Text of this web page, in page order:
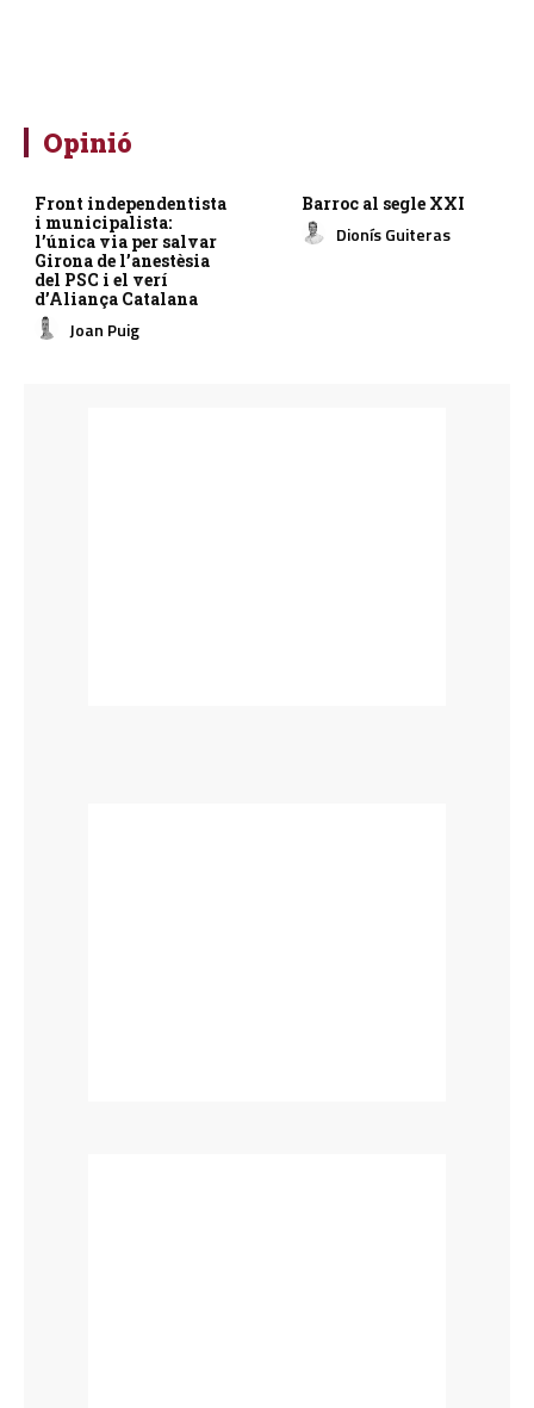
Opinió
Front independentista
i municipalista:
l’única via per salvar
Girona de l’anestèsia
del PSC i el verí
d’Aliança Catalana
Joan Puig
Barroc al segle XXI
Dionís Guiteras